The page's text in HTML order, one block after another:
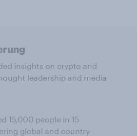
insights on crypto and
leadership and media
15,000 people in 15
global and country-